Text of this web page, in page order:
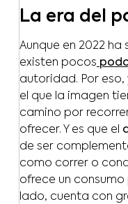
La era del
Aunque en 2022
existen pocos
autoridad. Por
el que la imagen
camino por
ofrecer. Y es que el
de ser
como correr o
ofrece un
lado, cuenta con